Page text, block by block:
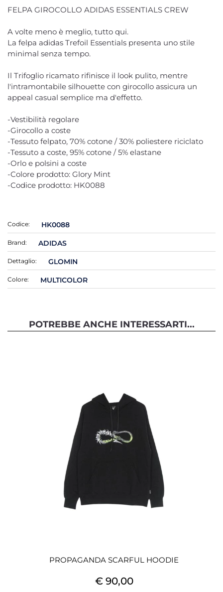
FELPA GIROCOLLO ADIDAS ESSENTIALS CREW
A volte meno è meglio, tutto qui.
La felpa adidas Trefoil Essentials presenta uno stile
minimal senza tempo.
Il Trifoglio ricamato rifinisce il look pulito, mentre
l'intramontabile silhouette con girocollo assicura un
appeal casual semplice ma d'effetto.
-Vestibilità regolare
-Girocollo a coste
-Tessuto felpato, 70% cotone / 30% poliestere riciclato
-Tessuto a coste, 95% cotone / 5% elastane
-Orlo e polsini a coste
-Colore prodotto: Glory Mint
-Codice prodotto: HK0088
Codice: HK0088
Brand: ADIDAS
Dettaglio: GLOMIN
Colore: MULTICOLOR
POTREBBE ANCHE INTERESSARTI...
PROPAGANDA SCARFUL HOODIE
€ 90,00